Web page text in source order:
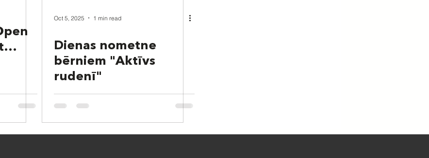
Oct 5, 2025 1 min read
Dienas nometne
bērniem "Aktīvs
rudenī"